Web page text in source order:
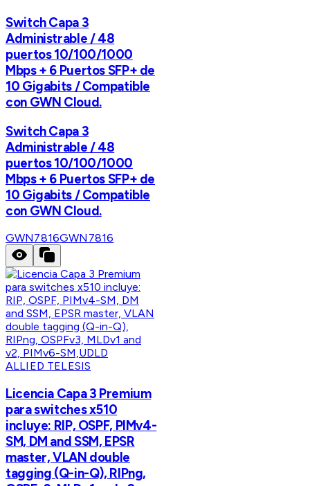
Switch Capa 3
Administrable / 48
puertos 10/100/1000
Mbps + 6 Puertos SFP+ de
10 Gigabits / Compatible
con GWN Cloud.
Switch Capa 3
Administrable / 48
puertos 10/100/1000
Mbps + 6 Puertos SFP+ de
10 Gigabits / Compatible
con GWN Cloud.
GWN7816GWN7816
ALLIED TELESIS
Licencia Capa 3 Premium
para switches x510
incluye: RIP, OSPF, PIMv4-
SM, DM and SSM, EPSR
master, VLAN double
tagging (Q-in-Q), RIPng,